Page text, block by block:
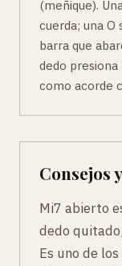
(meñique).
cuerda; una O
barra que
dedo
como acorde
Consejos
Mi7 abierto
dedo
Es uno de